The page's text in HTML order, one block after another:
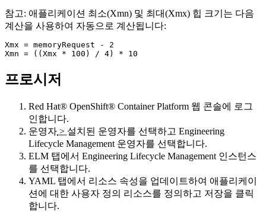
참고: 애플리케이션 최소(Xmn) 및 최대(Xmx) 힙 크기는 다음
계산을 사용하여 자동으로 계산됩니다:
Xmx = memoryRequest - 2
Xmn = ((Xmx * 100) / 4) * 10
프로시저
Red Hat® OpenShift® Container Platform 웹 콘솔에
로그
인합니다.
운영자 > 설치된 운영자를 선택하고 Engineering
Lifecycle Management 운영자를 선택합니다.
ELM 탭에서 Engineering Lifecycle Management 인스턴스
를 선택합니다.
YAML 탭에서 리소스 속성을 업데이트하여 애플리케이
션에 대한 사용자 정의 리소스를 정의하고 저장을 클릭
합니다.